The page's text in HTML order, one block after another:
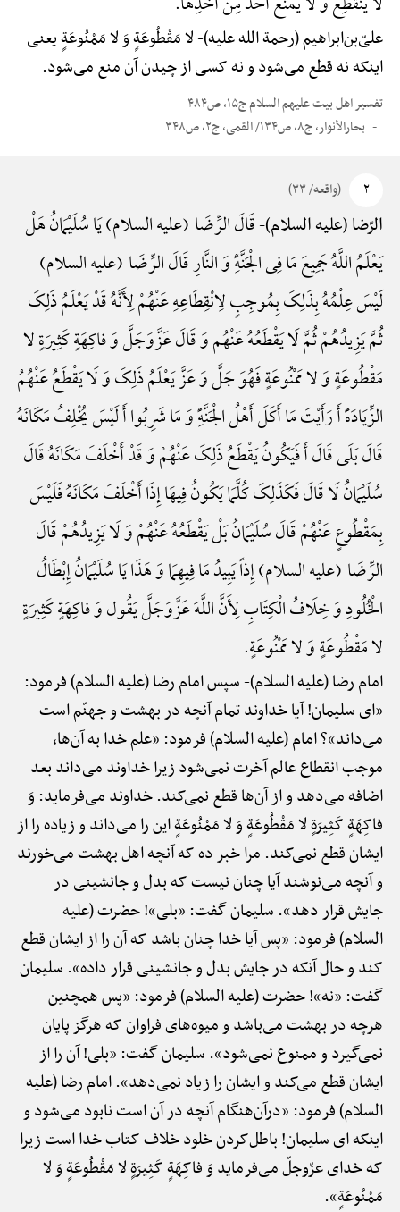
علیّ‌بن‌ابراهیم (رحمة الله علیه)-لا مَقْطُوعَةٍ وَ لا مَمْنُوعَةٍ یعنی
اینکه نه قطع می‌شود و نه کسی از چیدن آن منع می‌شود.
تفسیر اهل بیت علیهم السلام ج۱۵، ص۴۸۴
بحارالأنوار، ج۸، ص۱۳۴/ القمی، ج۲، ص۳۴۸
۲ (واقعه/ ۳۳)
الرّضا (علیه السلام)-قَالَ الرِّضَا (علیه السلام) یَا سُلَیْمَانُ هَلْ
یَعْلَمُ اللَّهُ جَمِیعَ مَا فِی الْجَنَّهًِْ وَ النَّارِ قَالَ الرِّضَا (علیه السلام)
لَیْسَ عِلْمُهُ بِذَلِکَ بِمُوجِبٍ لِانْقِطَاعِهِ عَنْهُمْ لِأَنَّهُ قَدْ یَعْلَمُ ذَلِکَ
ثُمَّ یَزِیدُهُمْ ثُمَّ لَا یَقْطَعُهُ عَنْهُم وَ قَالَ عَزَّوَجَلَّ وَ فاکِهَةٍ کَثِیرَةٍ لا
مَقْطُوعَةٍ وَ لا مَمْنُوعَةٍ فَهُوَ جَلَّ وَ عَزَّ یَعْلَمُ ذَلِکَ وَ لَا یَقْطَعُ عَنْهُمُ
الزِّیَادَهًَْ أَ رَأَیْتَ مَا أَکَلَ أَهْلُ الْجَنَّهًِْ وَ مَا شَرِبُوا أَ لَیْسَ یُخْلِفُ مَکَانَهُ
قَالَ بَلَی قَالَ أَ فَیَکُونُ یَقْطَعُ ذَلِکَ عَنْهُمْ وَ قَدْ أَخْلَفَ مَکَانَهُ قَالَ
سُلَیْمَانُ لَا قَالَ فَکَذَلِکَ کُلَّمَا یَکُونُ فِیهَا إِذَا أَخْلَفَ مَکَانَهُ فَلَیْسَ
بِمَقْطُوعٍ عَنْهُمْ قَالَ سُلَیْمَانُ بَلْ یَقْطَعُهُ عَنْهُمْ وَ لَا یَزِیدُهُمْ قَالَ
الرِّضَا (علیه السلام) إِذاً یَبِیدُ مَا فِیهِمَا وَ هَذَا یَا سُلَیْمَانُ إِبْطَالُ
الْخُلُودِ وَ خِلَافُ الْکِتَابِ لِأَنَّ اللَّهَ عَزَّوَجَلَّ یَقُول وَ فاکِهَةٍ کَثِیرَةٍ
لا مَقْطُوعَةٍ وَ لا مَمْنُوعَةٍ.
امام رضا (علیه السلام)-سپس امام رضا (علیه السلام) فرمود:
«ای سلیمان! آیا خداوند تمام آنچه در بهشت و جهنّم است
می‌داند»؟ امام (علیه السلام) فرمود: «علم خدا به آن‌ها،
موجب انقطاع عالم آخرت نمی‌شود زیرا خداوند می‌داند بعد
اضافه می‌دهد و از آن‌ها قطع نمی‌کند. خداوند می‌فرماید: وَ
فاکِهَةٍ کَثِیرَةٍ لا مَقْطُوعَةٍ وَ لا مَمْنُوعَةٍ این را می‌داند و زیاده را از
ایشان قطع نمی‌کند. مرا خبر ده که آنچه اهل بهشت می‌خورند
و آنچه می‌نوشند آیا چنان نیست که بدل و جانشینی در
جایش قرار دهد». سلیمان گفت: «بلی»! حضرت (علیه
السلام) فرمود: «پس آیا خدا چنان باشد که آن را از ایشان قطع
کند و حال آنکه در جایش بدل و جانشینی قرار داده». سلیمان
گفت: «نه»! حضرت (علیه السلام) فرمود: «پس همچنین
هرچه در بهشت می‌باشد و میوه‌های فراوان که هرگز پایان
نمی‌گیرد و ممنوع نمی‌شود». سلیمان گفت: «بلی! آن را از
ایشان قطع می‌کند و ایشان را زیاد نمی‌دهد». امام رضا (علیه
السلام) فرمود: «درآن‌هنگام آنچه در آن است نابود می‌شود و
اینکه ای سلیمان! باطل‌کردن خلود خلاف کتاب خدا است زیرا
که خدای عزّوجلّ می‌فرماید وَ فاکِهَةٍ کَثِیرَةٍ لا مَقْطُوعَةٍ وَ لا
مَمْنُوعَةٍ».